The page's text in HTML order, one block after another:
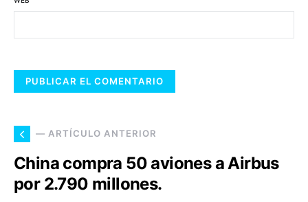
— ARTÍCULO ANTERIOR
China compra 50 aviones a Airbus
por 2.790 millones.